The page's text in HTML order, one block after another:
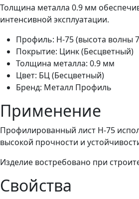
Толщина металла 0.9 мм
интенсивной эксплуатации.
Профиль: Н-75 (высота волны
Покрытие: Цинк (Бесцветный)
Толщина металла: 0.9 мм
Цвет: БЦ (Бесцветный)
Бренд: Металл Профиль
Применение
Профилированный лист Н-75
высокой прочности и
Изделие востребовано при
Свойства